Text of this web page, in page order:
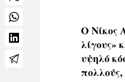
Ο Νίκος
λίγους»
υψηλό